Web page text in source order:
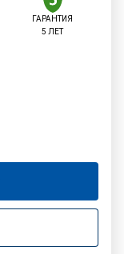
ГАРАНТИЯ
5 ЛЕТ